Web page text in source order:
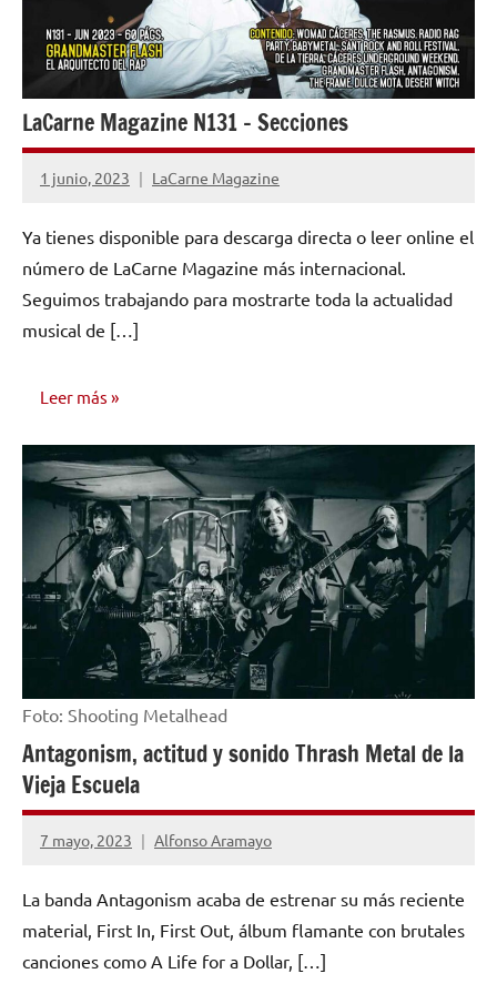
LaCarne Magazine N131 – Secciones
1 junio, 2023 LaCarne Magazine
No
comentarios
Ya tienes disponible para descarga directa o leer online el
número de LaCarne Magazine más internacional.
Seguimos trabajando para mostrarte toda la actualidad
musical de […]
Leer más
NÚMEROS
PUBLICADOS
Foto: Shooting Metalhead
Antagonism, actitud y sonido Thrash Metal de la
Vieja Escuela
7 mayo, 2023 Alfonso Aramayo
No
comentarios
La banda Antagonism acaba de estrenar su más reciente
material, First In, First Out, álbum flamante con brutales
canciones como A Life for a Dollar, […]